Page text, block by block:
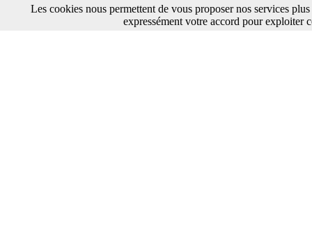
Les cookies nous permettent de vous proposer nos services
expressément votre accord pour exploiter